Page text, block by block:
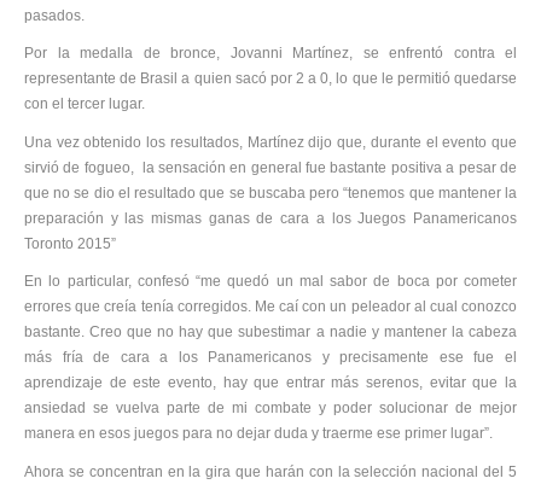
pasados.
Por la medalla de bronce, Jovanni Martínez, se enfrentó contra el
representante de Brasil a quien sacó por 2 a 0, lo que le permitió quedarse
con el tercer lugar.
Una vez obtenido los resultados, Martínez dijo que, durante el evento que
sirvió de fogueo, la sensación en general fue bastante positiva a pesar de
que no se dio el resultado que se buscaba pero “tenemos que mantener la
preparación y las mismas ganas de cara a los Juegos Panamericanos
Toronto 2015”
En lo particular, confesó “me quedó un mal sabor de boca por cometer
errores que creía tenía corregidos. Me caí con un peleador al cual conozco
bastante. Creo que no hay que subestimar a nadie y mantener la cabeza
más fría de cara a los Panamericanos y precisamente ese fue el
aprendizaje de este evento, hay que entrar más serenos, evitar que la
ansiedad se vuelva parte de mi combate y poder solucionar de mejor
manera en esos juegos para no dejar duda y traerme ese primer lugar”.
Ahora se concentran en la gira que harán con la selección nacional del 5